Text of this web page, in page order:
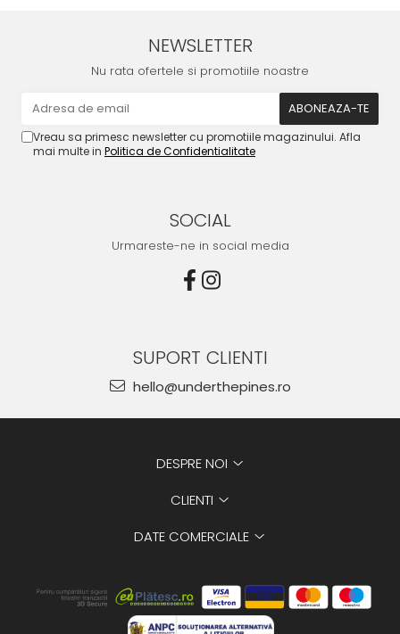
NEWSLETTER
Nu rata ofertele si promotiile noastre
Vreau sa primesc newsletter cu promotiile magazinului. Afla
mai multe in Politica de Confidentialitate
SOCIAL
Urmareste-ne in social media
SUPORT CLIENTI
hello@underthepines.ro
DESPRE NOI
CLIENTI
DATE COMERCIALE